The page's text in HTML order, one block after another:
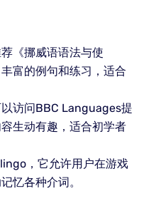
《挪威语语法与使
富的例句和练习，适合
访问BBC Languages提
生动有趣，适合初学者
，它允许用户在游戏
忆各种介词。